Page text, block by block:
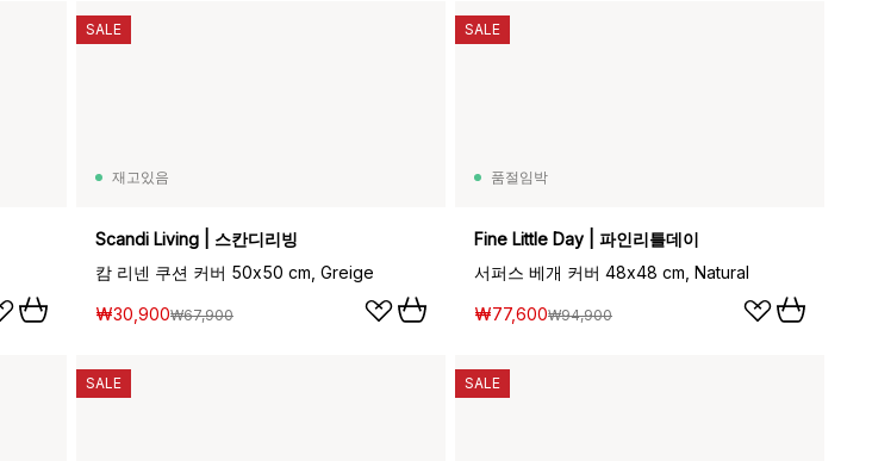
재고있음
Scandi Living | 스칸디리빙
캄 리넨 쿠션 커버 50x50 cm, Greige
₩30,900₩67,900
SALE
품절임박
Fine Little Day | 파인리틀데이
서퍼스 베개 커버 48x48 cm, Natural
₩77,600₩94,900
SALE
SALE SALE